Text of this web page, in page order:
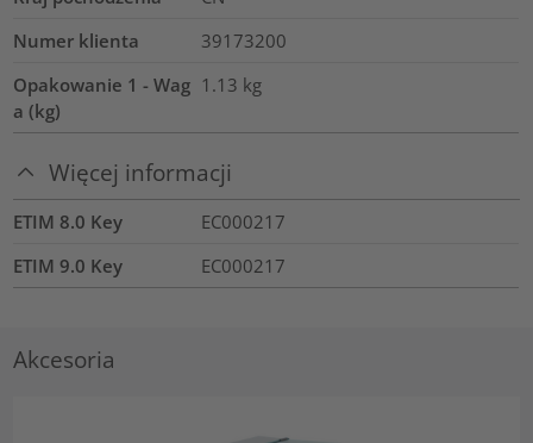
Numer klienta
39173200
Opakowanie 1 - Wag
a (kg)
1.13 kg
Więcej informacji
ETIM 8.0 Key
EC000217
ETIM 9.0 Key
EC000217
Akcesoria